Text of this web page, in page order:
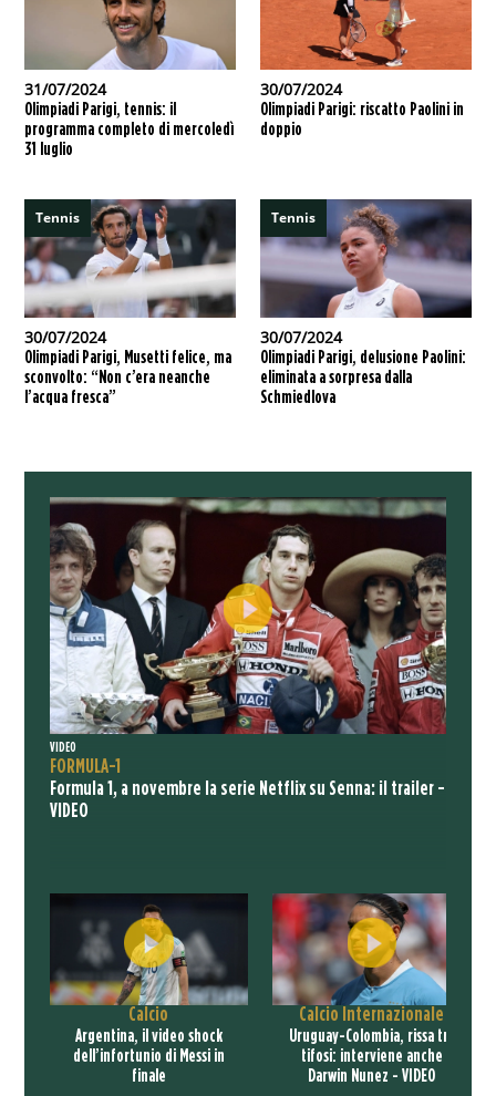
31/07/2024
Olimpiadi Parigi, tennis: il
programma completo di mercoledì
31 luglio
30/07/2024
Olimpiadi Parigi: riscatto Paolini in
doppio
Tennis
30/07/2024
Olimpiadi Parigi, Musetti felice, ma
sconvolto: “Non c’era neanche
l’acqua fresca”
Tennis
30/07/2024
Olimpiadi Parigi, delusione Paolini:
eliminata a sorpresa dalla
Schmiedlova
VIDEO
FORMULA-1
Formula 1, a novembre la serie Netflix su Senna: il trailer -
VIDEO
Calcio
Argentina, il video shock
dell’infortunio di Messi in
finale
Calcio Internazionale
Uruguay-Colombia, rissa tra
tifosi: interviene anche
Darwin Nunez - VIDEO